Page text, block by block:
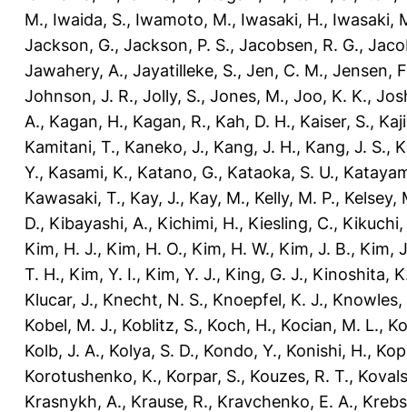
M., Iwaida, S., Iwamoto, M., Iwasaki, H., Iwasaki,
Jackson, G., Jackson, P. S., Jacobsen, R. G.,
Jawahery, A., Jayatilleke, S., Jen, C. M., Jensen,
Johnson, J. R., Jolly, S., Jones, M., Joo, K. K.,
A., Kagan, H., Kagan, R., Kah, D. H., Kaiser, S.,
Kamitani, T., Kaneko, J., Kang, J. H., Kang, J. S.,
Y., Kasami, K., Katano, G., Kataoka, S. U.,
Kawasaki, T., Kay, J., Kay, M., Kelly, M. P., Kelsey,
D., Kibayashi, A., Kichimi, H., Kiesling, C., Kikuchi,
Kim, H. J., Kim, H. O., Kim, H. W., Kim, J. B., Kim,
T. H., Kim, Y. I., Kim, Y. J., King, G. J., Kinoshita,
Klucar, J., Knecht, N. S., Knoepfel, K. J., Knowles,
Kobel, M. J., Koblitz, S., Koch, H., Kocian, M. L.,
Kolb, J. A., Kolya, S. D., Kondo, Y., Konishi, H.,
Korotushenko, K., Korpar, S., Kouzes, R. T.,
Krasnykh, A., Krause, R., Kravchenko, E. A.,